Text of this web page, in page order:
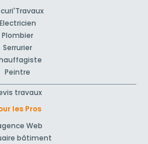
Electricien
Plombier
Serrurier
Peintre
travaux
les Pros
Web
bâtiment